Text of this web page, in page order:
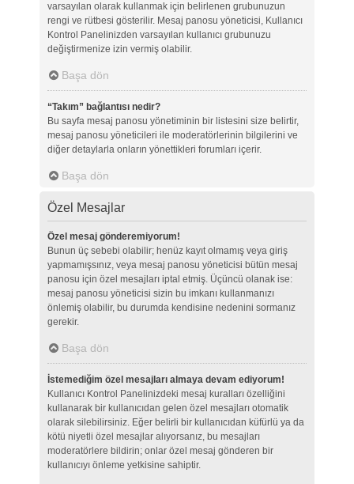
varsayılan olarak kullanmak için belirlenen grubunuzun
rengi ve rütbesi gösterilir. Mesaj panosu yöneticisi, Kullanıcı
Kontrol Panelinizden varsayılan kullanıcı grubunuzu
değiştirmenize izin vermiş olabilir.
Başa dön
“Takım” bağlantısı nedir?
Bu sayfa mesaj panosu yönetiminin bir listesini size belirtir,
mesaj panosu yöneticileri ile moderatörlerinin bilgilerini ve
diğer detaylarla onların yönettikleri forumları içerir.
Başa dön
Özel Mesajlar
Özel mesaj gönderemiyorum!
Bunun üç sebebi olabilir; henüz kayıt olmamış veya giriş
yapmamışsınız, veya mesaj panosu yöneticisi bütün mesaj
panosu için özel mesajları iptal etmiş. Üçüncü olanak ise:
mesaj panosu yöneticisi sizin bu imkanı kullanmanızı
önlemiş olabilir, bu durumda kendisine nedenini sormanız
gerekir.
Başa dön
İstemediğim özel mesajları almaya devam ediyorum!
Kullanıcı Kontrol Panelinizdeki mesaj kuralları özelliğini
kullanarak bir kullanıcıdan gelen özel mesajları otomatik
olarak silebilirsiniz. Eğer belirli bir kullanıcıdan küfürlü ya da
kötü niyetli özel mesajlar alıyorsanız, bu mesajları
moderatörlere bildirin; onlar özel mesaj gönderen bir
kullanıcıyı önleme yetkisine sahiptir.